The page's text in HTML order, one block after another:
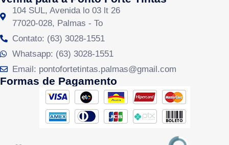
104 SUL, Avenida lo 03 lt 26
77020-028, Palmas - To
Contato: (63) 3028-1551
Whatsapp: (63) 3028-1551
Email: pontofortetintas.palmas@gmail.com
Formas de Pagamento